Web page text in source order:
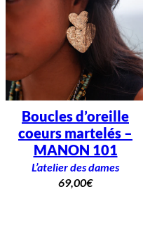
Boucles d’oreille
coeurs martelés –
MANON 101
L’atelier des dames
69,00€